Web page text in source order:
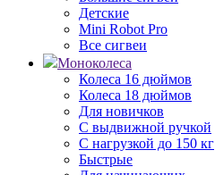
Детские
Mini Robot Pro
Все сигвеи
Моноколеса
Колеса 16 дюймов
Колеса 18 дюймов
Для новичков
С выдвижной ручкой
С нагрузкой до 150 кг
Быстрые